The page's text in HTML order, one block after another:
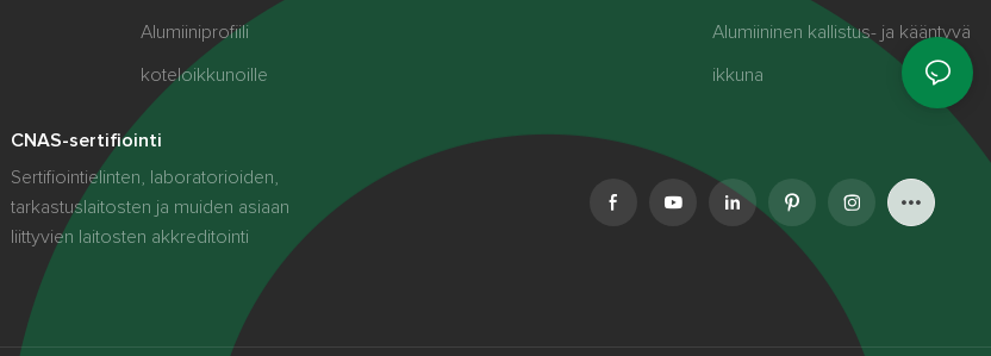
Alumiiniprofiili
koteloikkunoille
Alumiininen kallistus- ja kääntyvä
ikkuna
CNAS-sertifiointi
Sertifiointielinten, laboratorioiden,
tarkastuslaitosten ja muiden asiaan
liittyvien laitosten akkreditointi